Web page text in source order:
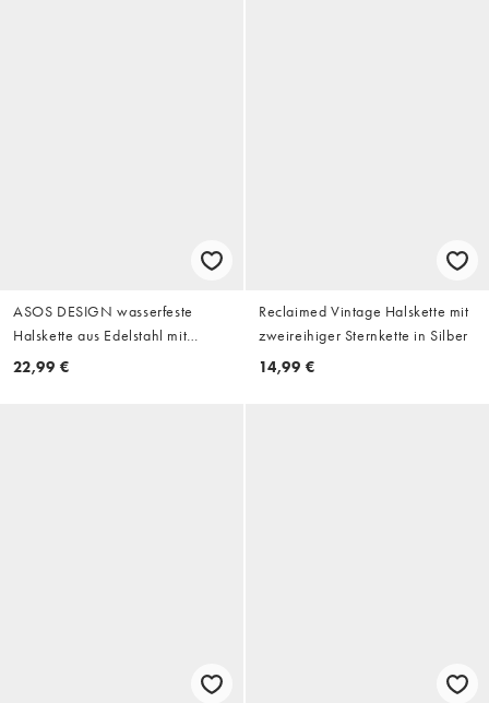
ASOS DESIGN wasserfeste
Halskette aus Edelstahl mit
quadratischem Lapislazuli-
22,99 €
Reclaimed Vintage Halskette mit
zweireihiger Sternkette in Silber
14,99 €